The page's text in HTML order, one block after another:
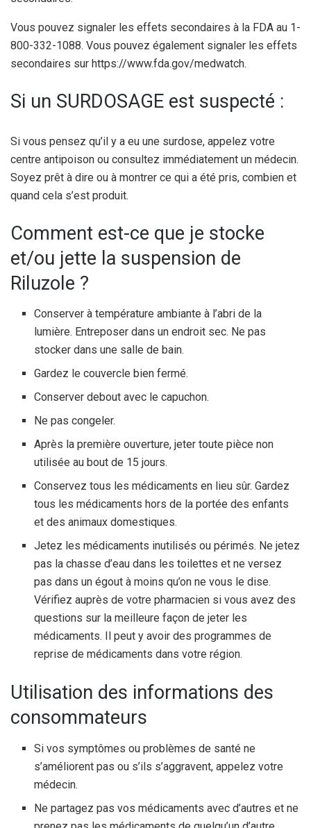
Vous pouvez signaler les effets secondaires à la FDA au 1-
800-332-1088. Vous pouvez également signaler les effets
secondaires sur https://www.fda.gov/medwatch.
Si un SURDOSAGE est suspecté :
Si vous pensez qu’il y a eu une surdose, appelez votre
centre antipoison ou consultez immédiatement un médecin.
Soyez prêt à dire ou à montrer ce qui a été pris, combien et
quand cela s’est produit.
Comment est-ce que je stocke
et/ou jette la suspension de
Riluzole ?
Conserver à température ambiante à l’abri de la
lumière. Entreposer dans un endroit sec. Ne pas
stocker dans une salle de bain.
Gardez le couvercle bien fermé.
Conserver debout avec le capuchon.
Ne pas congeler.
Après la première ouverture, jeter toute pièce non
utilisée au bout de 15 jours.
Conservez tous les médicaments en lieu sûr. Gardez
tous les médicaments hors de la portée des enfants
et des animaux domestiques.
Jetez les médicaments inutilisés ou périmés. Ne jetez
pas la chasse d’eau dans les toilettes et ne versez
pas dans un égout à moins qu’on ne vous le dise.
Vérifiez auprès de votre pharmacien si vous avez des
questions sur la meilleure façon de jeter les
médicaments. Il peut y avoir des programmes de
reprise de médicaments dans votre région.
Utilisation des informations des
consommateurs
Si vos symptômes ou problèmes de santé ne
s’améliorent pas ou s’ils s’aggravent, appelez votre
médecin.
Ne partagez pas vos médicaments avec d’autres et ne